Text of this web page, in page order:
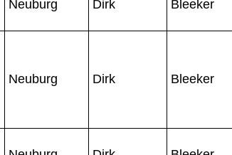
Neuburg Dirk Bleeker
Neuburg Dirk Bleeker